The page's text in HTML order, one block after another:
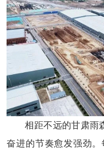
相距不远的甘肃雨
奋进的节奏愈发强劲。